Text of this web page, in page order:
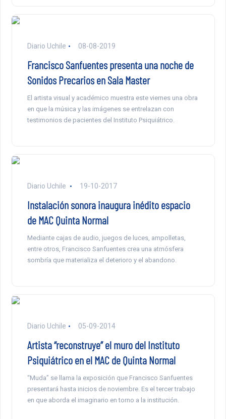
Diario Uchile 08-08-2019
Francisco Sanfuentes presenta una noche de
Sonidos Precarios en Sala Master
El artista visual y académico muestra este viernes una obra
en que la música y las imágenes se entrelazan con
testimonios de pacientes del Instituto Psiquiátrico.
Diario Uchile 19-10-2017
Instalación sonora inaugura inédito espacio
de MAC Quinta Normal
Mediante cajas de audio, juegos de luces, ampolletas,
entre otros, Francisco Sanfuentes crea una atmósfera
sombría que materializa el deterioro y el abandono.
Diario Uchile 05-09-2014
Artista “reconstruye” el muro del Instituto
Psiquiátrico en el MAC de Quinta Normal
“Muda” se llama la exposición que Francisco Sanfuentes
presentará hasta inicios de noviembre. Es el tercer trabajo
en que aborda el imaginario en torno a la institución.